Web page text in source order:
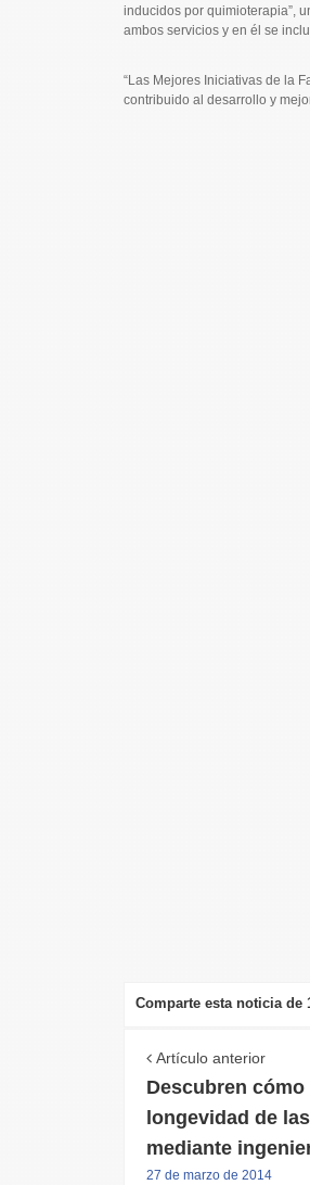
inducidos por quimioterapia”,
ambos servicios y en él se
“Las Mejores Iniciativas de la
contribuido al desarrollo y
Comparte esta noticia de
Artículo anterior
Descubren
longevidad de
mediante
27 de marzo de 2014